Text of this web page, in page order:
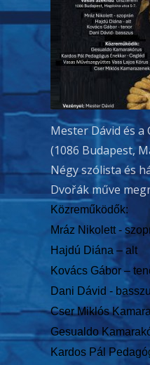
Mester Dávid és
(1086 Budapest,
Négy szólista és
Dvořák műve
Közreműködők:
Mráz Nikolett -
Hajdú Diána – alt
Kovács Gábor –
Dani Dávid -
Cser Miklós
Gesualdo
Kardos Pál